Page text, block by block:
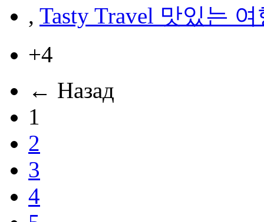
, Tasty Travel 맛있는 여
+4
← Назад
1
2
3
4